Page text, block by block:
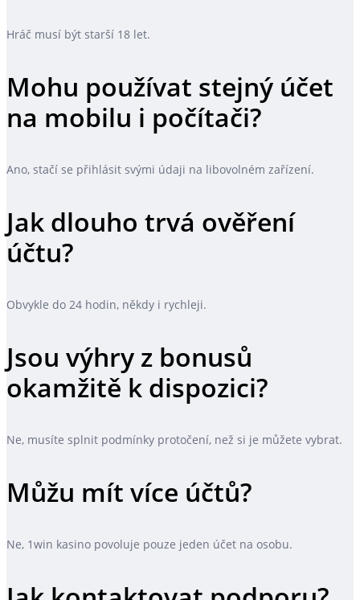
Hráč musí být starší 18 let.
Mohu používat stejný účet
na mobilu i počítači?
Ano, stačí se přihlásit svými údaji na libovolném zařízení.
Jak dlouho trvá ověření
účtu?
Obvykle do 24 hodin, někdy i rychleji.
Jsou výhry z bonusů
okamžitě k dispozici?
Ne, musíte splnit podmínky protočení, než si je můžete vybrat.
Můžu mít více účtů?
Ne, 1win kasino povoluje pouze jeden účet na osobu.